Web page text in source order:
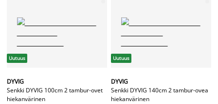
Uutuus
DYVIG
Senkki DYVIG 100cm 2 tambur-ovet
hiekanvärinen
Uutuus
DYVIG
Senkki DYVIG 140cm 2 tambur-ovea
hiekanvärinen